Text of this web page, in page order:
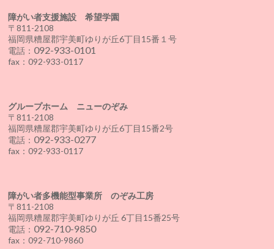
障がい者支援施設 希望学園
〒811-2108
福岡県糟屋郡宇美町ゆりが丘6丁目15番１号
電話： 092-933-0101
fax：092-933-0117
グループホーム ニューのぞみ
〒811-2108
福岡県糟屋郡宇美町ゆりが丘6丁目15番2号
電話： 092-933-0277
fax：092-933-0117
障がい者多機能型事業所 のぞみ工房
〒811-2108
福岡県糟屋郡宇美町ゆりが丘 6丁目15番25号
電話： 092-710-9850
fax：092-710-9860